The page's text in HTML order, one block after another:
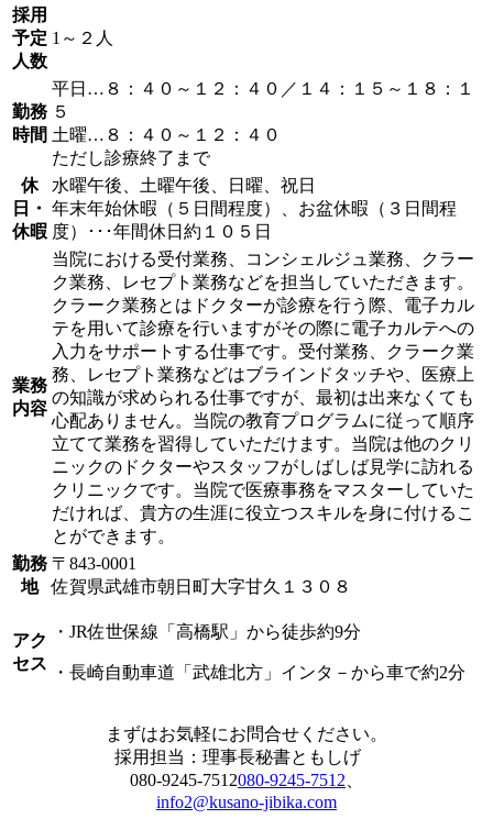
採用
予定
人数
1～２人
勤務
時間
平日…８：４０～１２：４０／１４：１５～１８：１
５
土曜…８：４０～１２：４０
ただし診療終了まで
休
日・
休暇
水曜午後、土曜午後、日曜、祝日
年末年始休暇（５日間程度）、お盆休暇（３日間程
度）･･･年間休日約１０５日
業務
内容
当院における受付業務、コンシェルジュ業務、クラー
ク業務、レセプト業務などを担当していただきます。
クラーク業務とはドクターが診療を行う際、電子カル
テを用いて診療を行いますがその際に電子カルテへの
入力をサポートする仕事です。受付業務、クラーク業
務、レセプト業務などはブラインドタッチや、医療上
の知識が求められる仕事ですが、最初は出来なくても
心配ありません。当院の教育プログラムに従って順序
立てて業務を習得していただけます。当院は他のクリ
ニックのドクターやスタッフがしばしば見学に訪れる
クリニックです。当院で医療事務をマスターしていた
だければ、貴方の生涯に役立つスキルを身に付けるこ
とができます。
勤務
地
〒843-0001
佐賀県武雄市朝日町大字甘久１３０８
アク
セス
・JR佐世保線「高橋駅」から徒歩約9分
・長崎自動車道「武雄北方」インタ－から車で約2分
まずはお気軽にお問合せください。
採用担当：理事長秘書ともしげ
080-9245-7512080-9245-7512
info2@kusano-jibika.com